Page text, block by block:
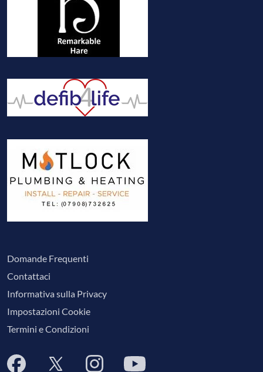
Domande Frequenti
Contattaci
Informativa sulla Privacy
Impostazioni Cookie
Termini e Condizioni